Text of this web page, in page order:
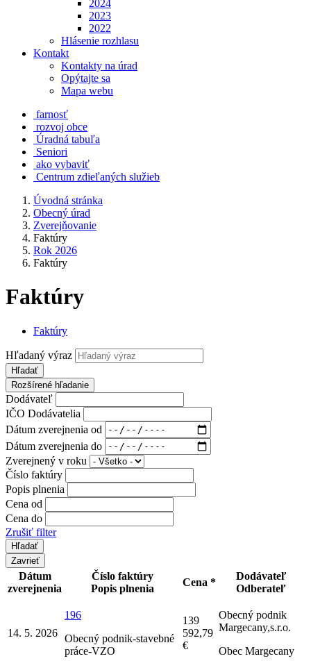
2024
2023
2022
Hlásenie rozhlasu
Kontakt
Kontakty na úrad
Opýtajte sa
Mapa webu
farnosť
rozvoj obce
Úradná tabuľa
Seniori
ako vybaviť
Centrum zdieľaných služieb
Úvodná stránka
Obecný úrad
Zverejňovanie
Faktúry
Rok 2026
Faktúry
Faktúry
Faktúry
Hľadaný výraz
Hľadať
Rozšírené hľadanie
Dodávateľ
IČO Dodávatelia
Dátum zverejnenia od
Dátum zverejnenia do
Zverejnený v roku
Číslo faktúry
Popis plnenia
Cena od
Cena do
Zrušiť filter
Zavrieť
Dátum
zverejnenia
Číslo faktúry
Popis plnenia
Cena *
Dodávateľ
Odberateľ
14. 5. 2026
196
Obecný podnik-stavebné
práce-VZO
139
592,79
€
Obecný podnik
Margecany,s.r.o.
Obec Margecany